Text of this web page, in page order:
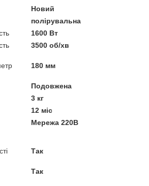
Новий
полірувальна
1600 Вт
3500 об/хв
180 мм
Подовжена
3 кг
12 міс
Мережа 220В
Так
Так